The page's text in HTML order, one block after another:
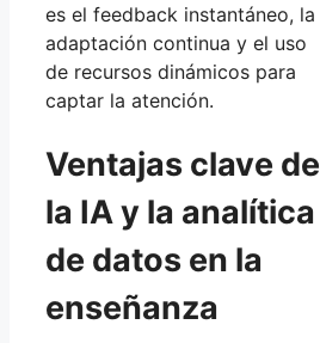
es el feedback instantáneo, la
adaptación continua y el uso
de recursos dinámicos para
captar la atención.
Ventajas clave de
la IA y la analítica
de datos en la
enseñanza